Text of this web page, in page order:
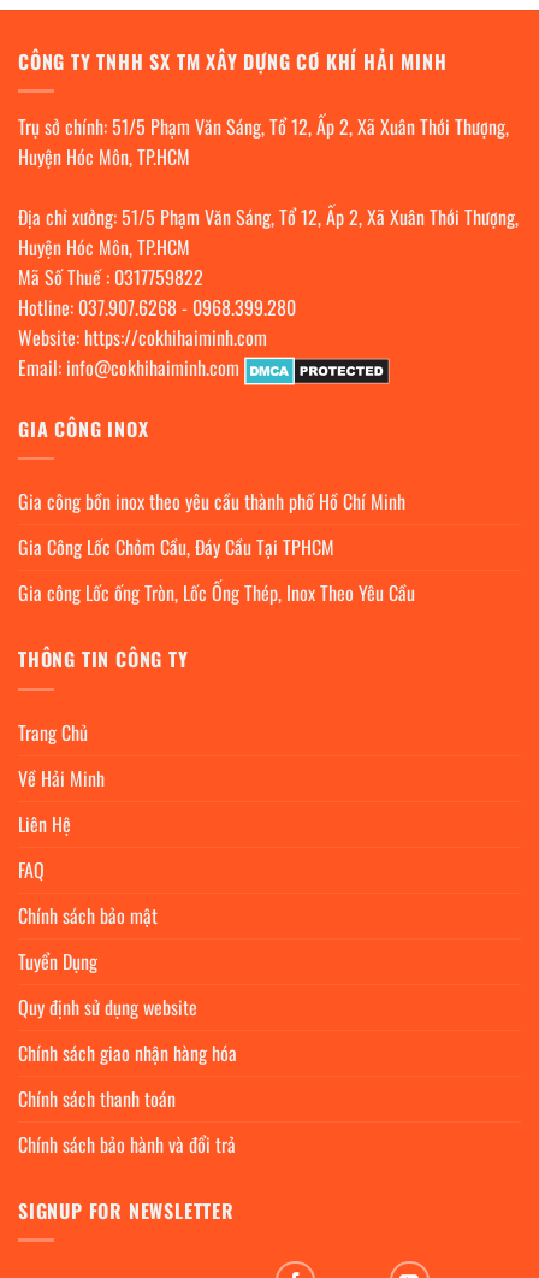
CÔNG TY TNHH SX TM XÂY DỰNG CƠ KHÍ HẢI MINH
Trụ sở chính: 51/5 Phạm Văn Sáng, Tổ 12, Ấp 2, Xã Xuân Thới Thượng,
Huyện Hóc Môn, TP.HCM
Địa chỉ xưởng: 51/5 Phạm Văn Sáng, Tổ 12, Ấp 2, Xã Xuân Thới Thượng,
Huyện Hóc Môn, TP.HCM
Mã Số Thuế : 0317759822
Hotline: 037.907.6268- 0968.399.280
Website: https://cokhihaiminh.com
Email: info@cokhihaiminh.com
GIA CÔNG INOX
Gia công bồn inox theo yêu cầu thành phố Hồ Chí Minh
Gia Công Lốc Chỏm Cầu, Đáy Cầu Tại TPHCM
Gia công Lốc ống Tròn, Lốc Ống Thép, Inox Theo Yêu Cầu
THÔNG TIN CÔNG TY
Trang Chủ
Về Hải Minh
Liên Hệ
FAQ
Chính sách bảo mật
Tuyển Dụng
Quy định sử dụng website
Chính sách giao nhận hàng hóa
Chính sách thanh toán
Chính sách bảo hành và đổi trả
SIGNUP FOR NEWSLETTER